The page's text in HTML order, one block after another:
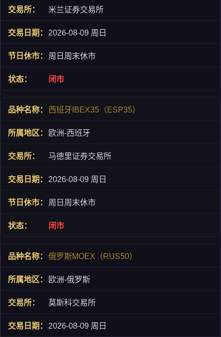
米兰证券交易所
2026-08-09 周日
周日周末休市
闭市
西班牙IBEX35（ESP35）
欧洲-西班牙
马德里证券交易所
2026-08-09 周日
周日周末休市
闭市
俄罗斯MOEX（RUS50）
欧洲-俄罗斯
莫斯科交易所
2026-08-09 周日